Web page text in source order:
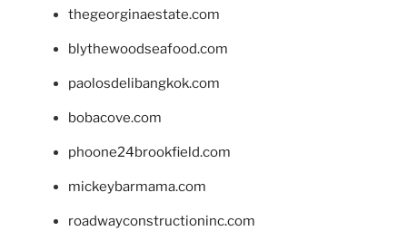
thegeorginaestate.com
blythewoodseafood.com
paolosdelibangkok.com
bobacove.com
phoone24brookfield.com
mickeybarmama.com
roadwayconstructioninc.com